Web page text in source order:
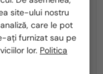
—Cadru optic
- 036 - 56
site-ului nostru
care le pot
ați furnizat sau pe
lor. Politica